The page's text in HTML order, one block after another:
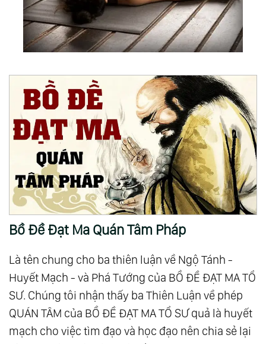
79.Giải Ngộ 46: Về Tùy Duyên
80.Giải Ngộ 47: Thuận Duyên - Bước Ra Khỏi Trò
Chơi Của Tính Hai Mặt
Nước
82.Giải Ngộ 49: Thiên Địa Vạn Vật Đồng Nhất Thể
83.Giải Ngộ 50: Tất Cả Chúng Ta Là Một - Hòa
Hợp Chứ Không Hòa Tan
84.Giải Ngộ 51: Thấu Hiểu - Cội Nguồn Của Tình
Yêu Thương
85.Giải Ngộ 52: Tình Yêu - Là Để Cho Người Khác
Được Là Chính Họ
86.Giải Ngộ 53: Hành Trình Tiến Hóa Của Trái Tim
87.Giải Ngộ 54: Sống Thuận Tự Nhiên
88. Giải Ngộ 55: Thế Giới Đại Đồng - Giấc Mơ
Chung Của Nhân Loại
89. Phần Vii - Chứng Ngộ
90. Chứng Ngộ 01: Hành Trình Từ Biết Đến Sống
Bồ Đề Đạt Ma Quán Tâm Pháp
Là tên chung cho ba thiên luận về Ngộ Tánh -
Huyết Mạch - và Phá Tướng của BỒ ĐỀ ĐẠT MA TỔ
SƯ. Chúng tôi nhận thấy ba Thiên Luận về phép
QUÁN TÂM của BỒ ĐỀ ĐẠT MA TỔ SƯ quả là huyết
mạch cho việc tìm đạo và học đạo nên chia sẻ lại